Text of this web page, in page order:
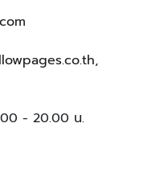
,
- 20.00 น.